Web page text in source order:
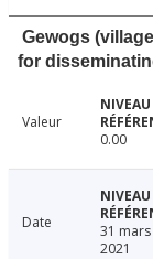
Gewogs
for
Valeur
0.00
Date
31 mars
2021